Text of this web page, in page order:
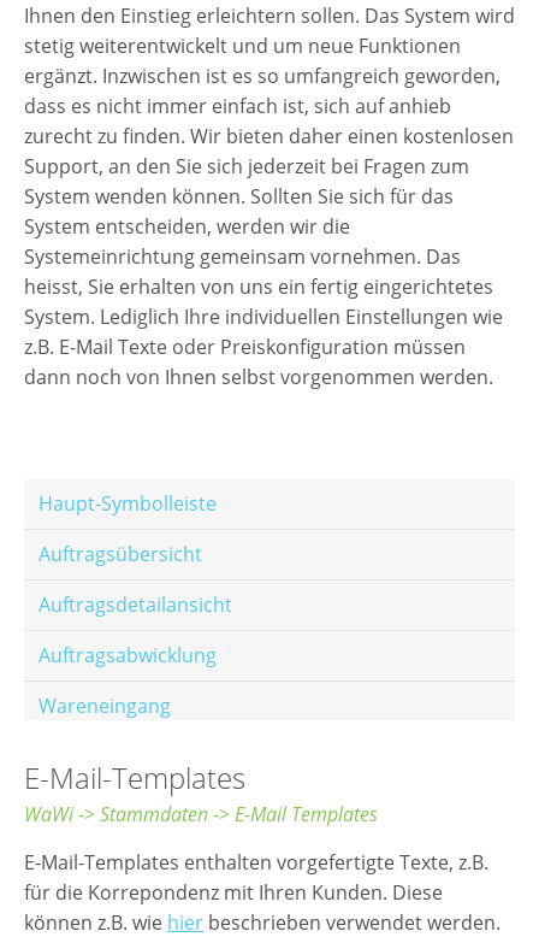
Ihnen den Einstieg erleichtern sollen. Das System wird
stetig weiterentwickelt und um neue Funktionen
ergänzt. Inzwischen ist es so umfangreich geworden,
dass es nicht immer einfach ist, sich auf anhieb
zurecht zu finden. Wir bieten daher einen kostenlosen
Support, an den Sie sich jederzeit bei Fragen zum
System wenden können. Sollten Sie sich für das
System entscheiden, werden wir die
Systemeinrichtung gemeinsam vornehmen. Das
heisst, Sie erhalten von uns ein fertig eingerichtetes
System. Lediglich Ihre individuellen Einstellungen wie
z.B. E-Mail Texte oder Preiskonfiguration müssen
dann noch von Ihnen selbst vorgenommen werden.
Haupt-Symbolleiste
Auftragsübersicht
Auftragsdetailansicht
Auftragsabwicklung
Wareneingang
E-Mail-Templates
Automatische Preisberechnung
Hinterlegen von Festpreisen
E-Mail-Templates
WaWi -> Stammdaten -> E-Mail Templates
E-Mail-Templates enthalten vorgefertigte Texte, z.B.
für die Korrepondenz mit Ihren Kunden. Diese
können z.B. wie hier beschrieben verwendet werden.